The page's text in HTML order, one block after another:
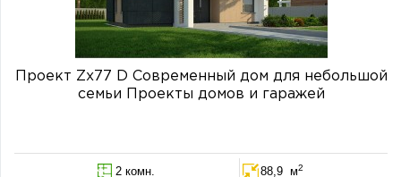
Проект Zx77 D Современный дом для небольшой
семьи Проекты домов и гаражей
2 комн. 88,9 м2